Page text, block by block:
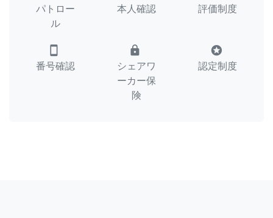
パトロー
ル
本人確認 評価制度
smartphone
番号確認
lock
シェアワ
ーカー保
険
stars
認定制度